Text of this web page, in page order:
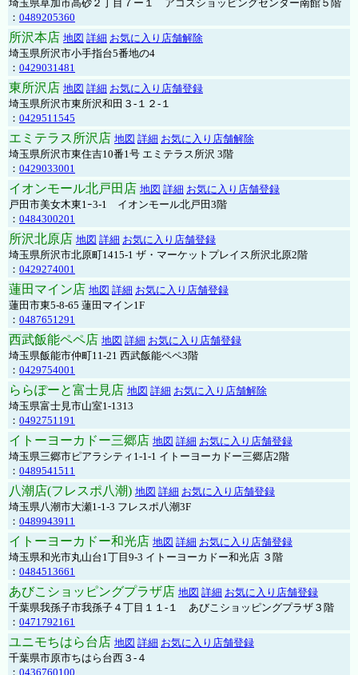
埼玉県草加市高砂２丁目７ー１ アコスショッピングセンター南館５階
： 0489205360
所沢本店 地図 詳細 お気に入り店舗解除
埼玉県所沢市小手指台5番地の4
： 0429031481
東所沢店 地図 詳細 お気に入り店舗登録
埼玉県所沢市東所沢和田３-１２-１
： 0429511545
エミテラス所沢店 地図 詳細 お気に入り店舗解除
埼玉県所沢市東住吉10番1号 エミテラス所沢 3階
： 0429033001
イオンモール北戸田店 地図 詳細 お気に入り店舗登録
戸田市美女木東1ｰ3‐1 イオンモール北戸田3階
： 0484300201
所沢北原店 地図 詳細 お気に入り店舗登録
埼玉県所沢市北原町1415-1 ザ・マーケットプレイス所沢北原2階
： 0429274001
蓮田マイン店 地図 詳細 お気に入り店舗登録
蓮田市東5-8-65 蓮田マイン1F
： 0487651291
西武飯能ペペ店 地図 詳細 お気に入り店舗登録
埼玉県飯能市仲町11-21 西武飯能ペペ3階
： 0429754001
ららぽーと富士見店 地図 詳細 お気に入り店舗解除
埼玉県富士見市山室1-1313
： 0492751191
イトーヨーカドー三郷店 地図 詳細 お気に入り店舗登録
埼玉県三郷市ピアラシティ1-1-1 イトーヨーカドー三郷店2階
： 0489541511
八潮店(フレスポ八潮) 地図 詳細 お気に入り店舗登録
埼玉県八潮市大瀬1-1-3 フレスポ八潮3F
： 0489943911
イトーヨーカドー和光店 地図 詳細 お気に入り店舗登録
埼玉県和光市丸山台1丁目9-3 イトーヨーカドー和光店 ３階
： 0484513661
あびこショッピングプラザ店 地図 詳細 お気に入り店舗登録
千葉県我孫子市我孫子４丁目１１-１ あびこショッピングプラザ３階
： 0471792161
ユニモちはら台店 地図 詳細 お気に入り店舗登録
千葉県市原市ちはら台西３-４
： 0436760100